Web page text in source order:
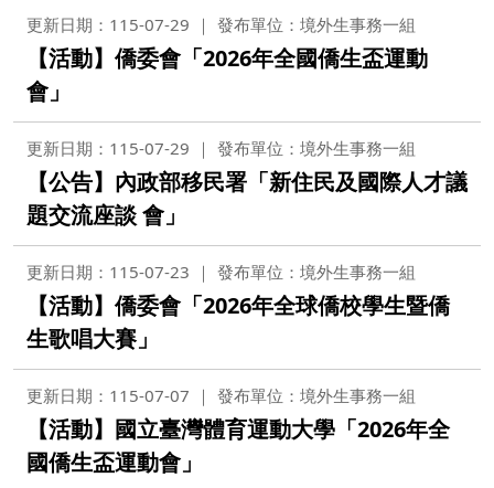
更新日期：115-07-29 發布單位：境外生事務一組
【活動】僑委會「2026年全國僑生盃運動
會」
更新日期：115-07-29 發布單位：境外生事務一組
【公告】內政部移民署「新住民及國際人才議
題交流座談 會」
更新日期：115-07-23 發布單位：境外生事務一組
【活動】僑委會「2026年全球僑校學生暨僑
生歌唱大賽」
更新日期：115-07-07 發布單位：境外生事務一組
【活動】國立臺灣體育運動大學「2026年全
國僑生盃運動會」